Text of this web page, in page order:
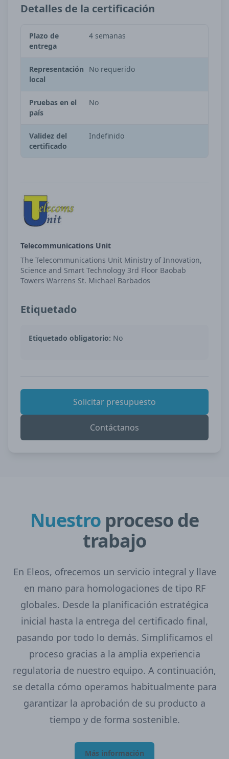
Detalles de la certificación
Plazo de
entrega
4 semanas
Representación
local
No requerido
Pruebas en el
país
No
Validez del
certificado
Indefinido
Telecommunications Unit
The Telecommunications Unit Ministry of Innovation,
Science and Smart Technology 3rd Floor Baobab
Towers Warrens St. Michael Barbados
Etiquetado
Etiquetado obligatorio: No
Solicitar presupuesto
Contáctanos
Nuestro proceso de
trabajo
En Eleos, ofrecemos un servicio integral y llave
en mano para homologaciones de tipo RF
globales. Desde la planificación estratégica
inicial hasta la entrega del certificado final,
pasando por todo lo demás. Simplificamos el
proceso gracias a la amplia experiencia
regulatoria de nuestro equipo. A continuación,
se detalla cómo operamos habitualmente para
garantizar la aprobación de su producto a
tiempo y de forma sostenible.
Más información